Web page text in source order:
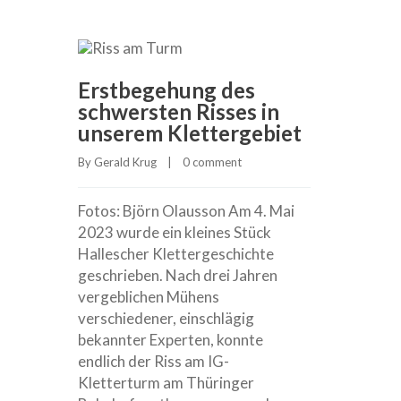
Erstbegehung des
schwersten Risses in
unserem Klettergebiet
By Gerald Krug 0 comment
Fotos: Björn Olausson Am 4. Mai
2023 wurde ein kleines Stück
Hallescher Klettergeschichte
geschrieben. Nach drei Jahren
vergeblichen Mühens
verschiedener, einschlägig
bekannter Experten, konnte
endlich der Riss am IG-
Kletterturm am Thüringer